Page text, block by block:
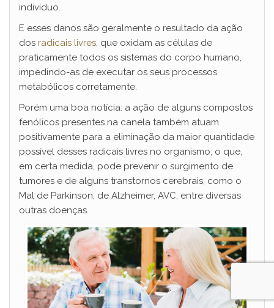
indivíduo.
E esses danos são geralmente o resultado da ação
dos radicais livres, que oxidam as células de
praticamente todos os sistemas do corpo humano,
impedindo-as de executar os seus processos
metabólicos corretamente.
Porém uma boa notícia: a ação de alguns compostos
fenólicos presentes na canela também atuam
positivamente para a eliminação da maior quantidade
possível desses radicais livres no organismo; o que,
em certa medida, pode prevenir o surgimento de
tumores e de alguns transtornos cerebrais, como o
Mal de Parkinson, de Alzheimer, AVC, entre diversas
outras doenças.